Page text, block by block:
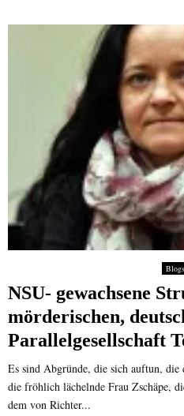
Blogs
NSU- gewachsene
mörderischen,
Parallelgesellschaft
Es sind Abgründe, die sich auftun,
die fröhlich lächelnde Frau Zschäpe,
dem von Richter...